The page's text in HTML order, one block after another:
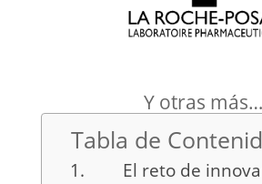
Y otras más…
Tabla de
El reto de